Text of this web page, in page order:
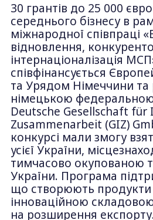
30 грантів до 25 000
середнього бізнесу в
міжнародної співпраці
відновлення,
інтернаціоналізація
співфінансується
та Урядом Німеччини та
німецькою
Deutsche Gesellschaft
Zusammenarbeit (GIZ)
конкурсі мали змогу
усієї України,
тимчасово окупованою
України. Програма
що створюють продукти
інноваційною
на розширення